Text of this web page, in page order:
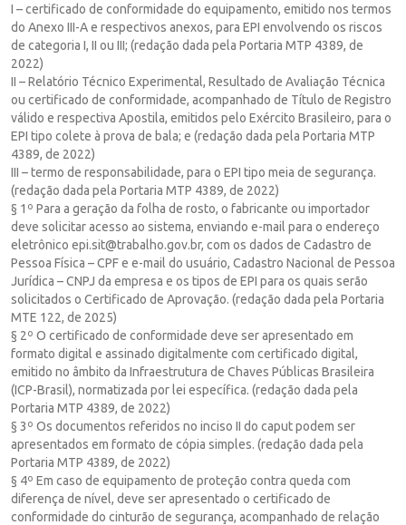
I – certificado de conformidade do equipamento, emitido nos termos
do Anexo III-A e respectivos anexos, para EPI envolvendo os riscos
de categoria I, II ou III; (redação dada pela Portaria MTP 4389, de
2022)
II – Relatório Técnico Experimental, Resultado de Avaliação Técnica
ou certificado de conformidade, acompanhado de Título de Registro
válido e respectiva Apostila, emitidos pelo Exército Brasileiro, para o
EPI tipo colete à prova de bala; e (redação dada pela Portaria MTP
4389, de 2022)
III – termo de responsabilidade, para o EPI tipo meia de segurança.
(redação dada pela Portaria MTP 4389, de 2022)
§ 1º Para a geração da folha de rosto, o fabricante ou importador
deve solicitar acesso ao sistema, enviando e-mail para o endereço
eletrônico epi.sit@trabalho.gov.br, com os dados de Cadastro de
Pessoa Física – CPF e e-mail do usuário, Cadastro Nacional de Pessoa
Jurídica – CNPJ da empresa e os tipos de EPI para os quais serão
solicitados o Certificado de Aprovação. (redação dada pela Portaria
MTE 122, de 2025)
§ 2º O certificado de conformidade deve ser apresentado em
formato digital e assinado digitalmente com certificado digital,
emitido no âmbito da Infraestrutura de Chaves Públicas Brasileira
(ICP-Brasil), normatizada por lei específica. (redação dada pela
Portaria MTP 4389, de 2022)
§ 3º Os documentos referidos no inciso II do caput podem ser
apresentados em formato de cópia simples. (redação dada pela
Portaria MTP 4389, de 2022)
§ 4º Em caso de equipamento de proteção contra queda com
diferença de nível, deve ser apresentado o certificado de
conformidade do cinturão de segurança, acompanhado de relação